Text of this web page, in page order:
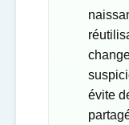
évite